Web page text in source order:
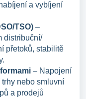
a vybíjení
TSO) –
distribuční/
přetoků, stabilitě
– Napojení
nebo smluvní
a prodejů